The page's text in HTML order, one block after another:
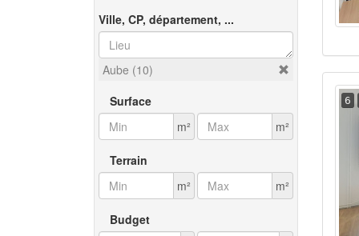
Ville, CP, département, ...
Aube (10)
Surface
m²
m²
Terrain
m²
m²
Budget
6